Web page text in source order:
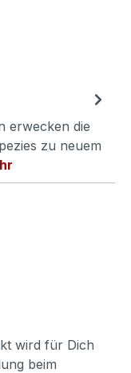
erwecken die
zu neuem
wird für Dich
beim